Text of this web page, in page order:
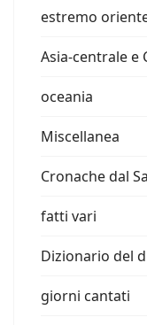
estremo
Asia-centrale e
oceania
Miscellanea
Cronache dal
fatti vari
Dizionario del
giorni cantati